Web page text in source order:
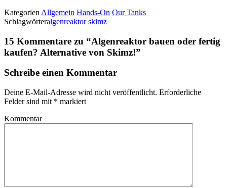
Kategorien Allgemein Hands-On Our Tanks
Schlagwörteralgenreaktor skimz
15 Kommentare zu “Algenreaktor bauen oder fertig
kaufen? Alternative von Skimz!”
Schreibe einen Kommentar
Deine E-Mail-Adresse wird nicht veröffentlicht. Erforderliche
Felder sind mit * markiert
Kommentar